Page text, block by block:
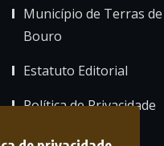
Município de Terras de
Bouro
Estatuto Editorial
Política de Privacidade